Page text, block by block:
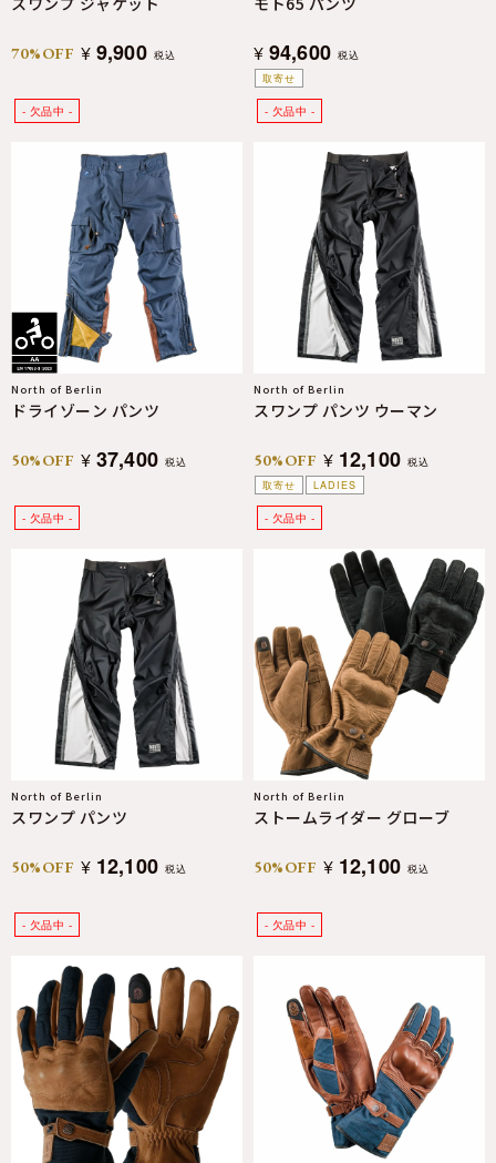
70%OFF ¥ 9,900 税込
取寄せ
¥ 94,600 税込
North of Berlin
ドライゾーン パンツ
50%OFF ¥ 37,400 税込
取寄せ
LADIES
North of Berlin
スワンプ パンツ ウーマン
50%OFF ¥ 12,100 税込
North of Berlin
スワンプ パンツ
50%OFF ¥ 12,100 税込
North of Berlin
ストームライダー グローブ
50%OFF ¥ 12,100 税込